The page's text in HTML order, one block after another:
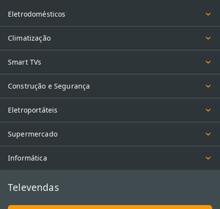
Eletrodomésticos
Climatização
Smart TVs
Construção e Segurança
Eletroportáteis
Supermercado
Informática
Televendas